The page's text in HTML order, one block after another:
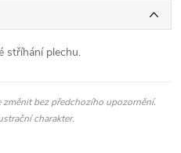
stříhání plechu.
změnit bez předchozího upozornění.
charakter.